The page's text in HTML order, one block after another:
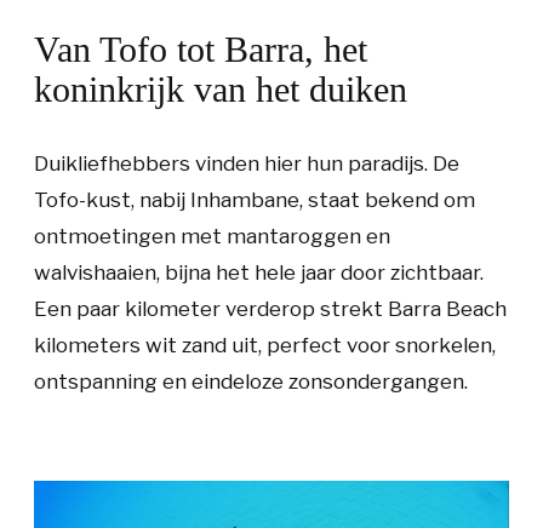
Van Tofo tot Barra, het
koninkrijk van het duiken
Duikliefhebbers vinden hier hun paradijs. De
Tofo-kust, nabij Inhambane, staat bekend om
ontmoetingen met mantaroggen en
walvishaaien, bijna het hele jaar door zichtbaar.
Een paar kilometer verderop strekt Barra Beach
kilometers wit zand uit, perfect voor snorkelen,
ontspanning en eindeloze zonsondergangen.